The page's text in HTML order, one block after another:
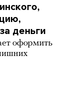
деньги
оформить